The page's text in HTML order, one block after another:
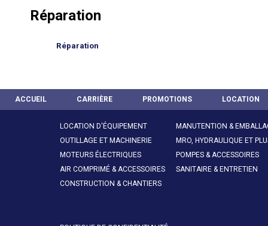
Réparation
Réparation
ACCUEIL CARRIÈRE PROMOTIONS LOCATION
LOCATION D'ÉQUIPEMENT
OUTILLAGE ET MACHINERIE
MOTEURS ÉLECTRIQUES
AIR COMPRIMÉ & ACCESSOIRES
CONSTRUCTION & CHANTIERS
MANUTENTION &
MRO, HYDRAULIQUE ET
POMPES & ACCESSOIRES
SANITAIRE & ENTRETIEN